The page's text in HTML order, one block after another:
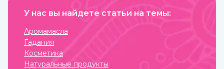
похудению, улучшить
У нас вы найдете статьи на темы:
Аромамасла
Гадания
Косметика
Натуральные продукты